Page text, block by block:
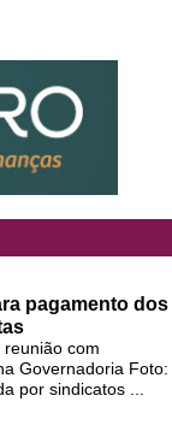
pagamento dos
com
Governadoria Foto:
por sindicatos ...